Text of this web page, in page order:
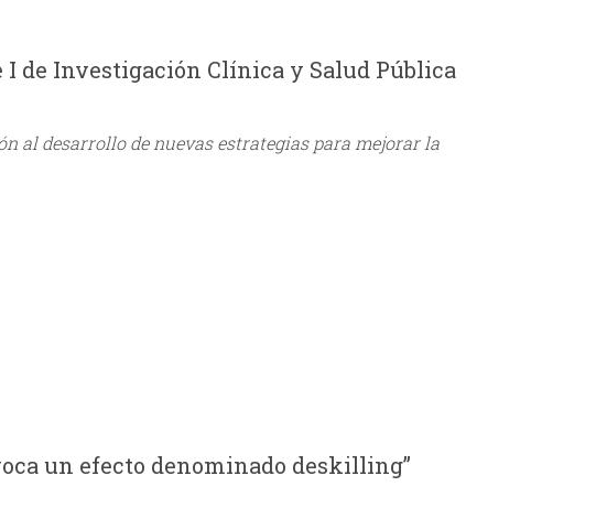
I de Investigación Clínica y Salud Pública
al desarrollo de nuevas estrategias para mejorar la
un efecto denominado deskilling”